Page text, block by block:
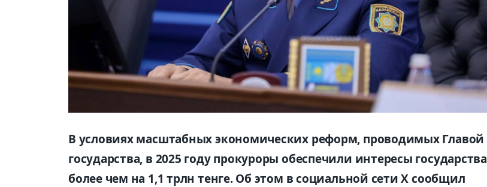
В условиях масштабных экономических реформ, проводимых Главой
государства, в 2025 году прокуроры обеспечили интересы государства
более чем на 1,1 трлн тенге. Об этом в социальной сети Х сообщил